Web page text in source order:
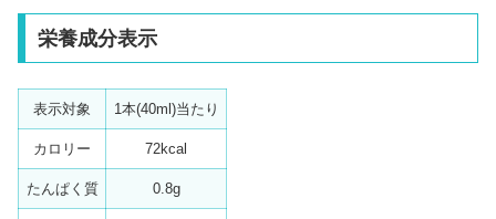
栄養成分表示
表示対象 1本(40ml)当たり
カロリー 72kcal
たんぱく質 0.8g